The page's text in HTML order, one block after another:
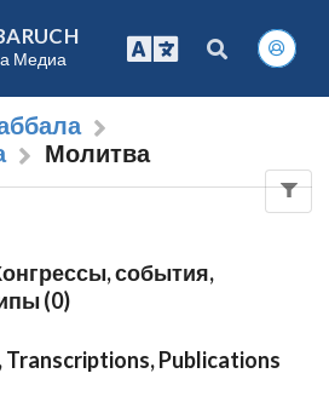
Медиа
Молитва
события,
(0)
Transcriptions, Publications